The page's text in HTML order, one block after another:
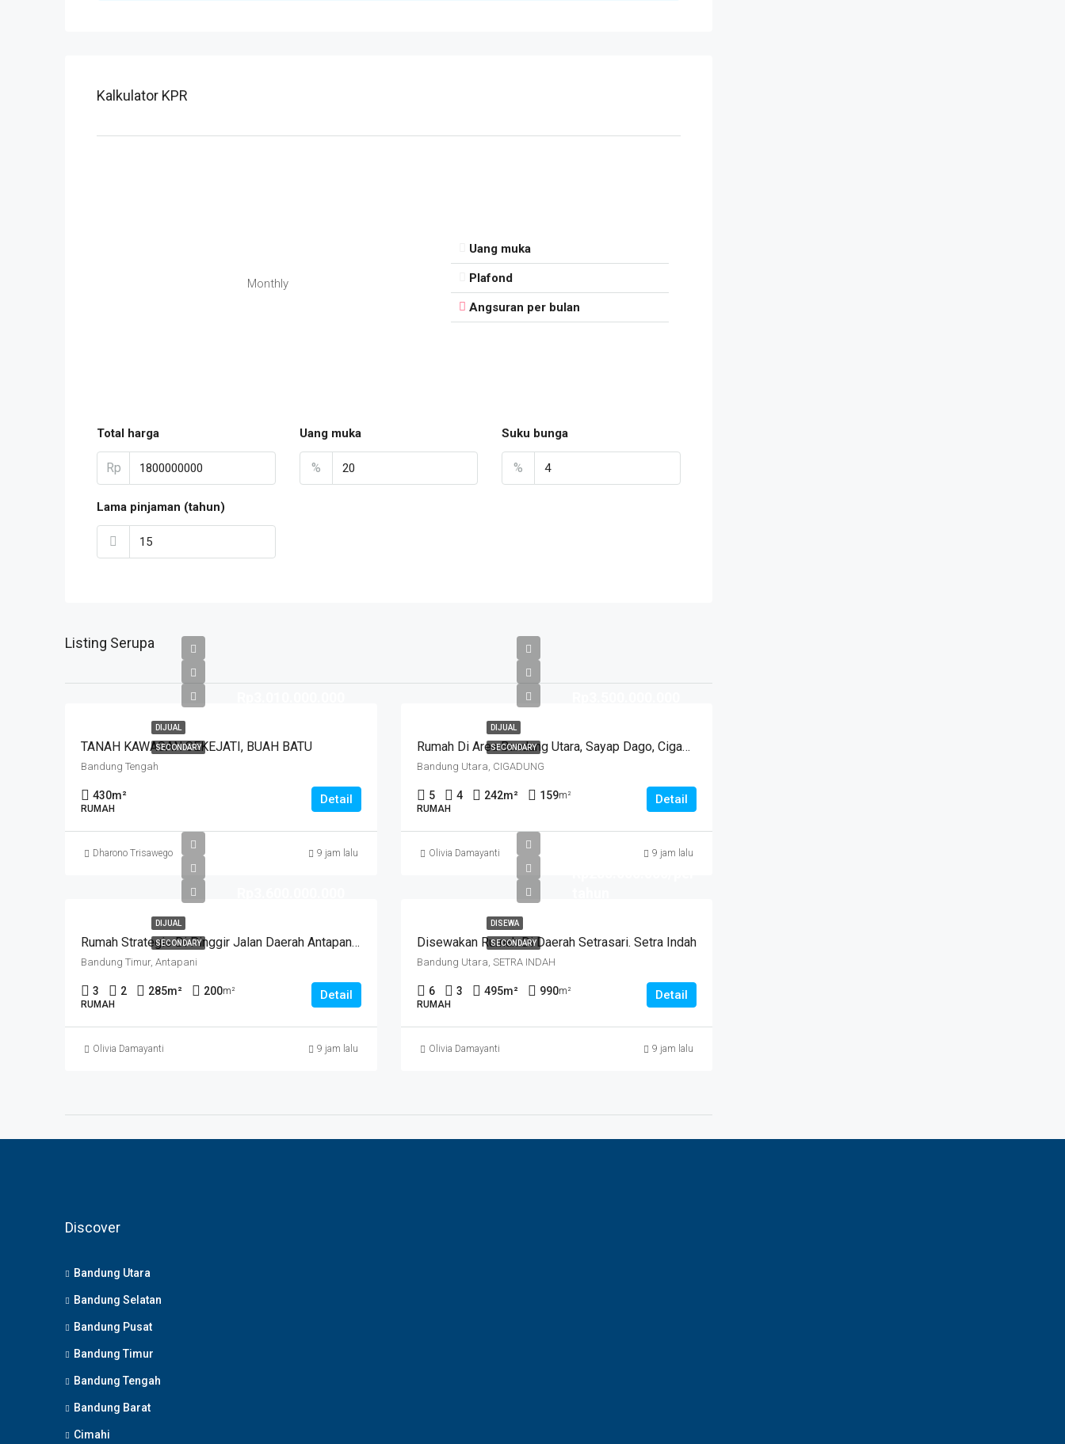
Kalkulator KPR
Monthly
Uang muka
Plafond
Angsuran per bulan
Total harga
Rp
Uang muka
%
Suku bunga
%
Lama pinjaman (tahun)
Listing Serupa
DIJUAL
SECONDARY
TANAH KAWASAN SEKEJATI, BUAH BATU
Bandung Tengah
430m²
RUMAH
Detail
Dharono Trisawego 9 jam lalu
DIJUAL
SECONDARY Rumah Di Area Bandung Utara, Sayap Dago, Cigadung.
Bandung Utara, CIGADUNG
5 4 242m² 159m²
RUMAH
Detail
Olivia Damayanti 9 jam lalu
DIJUAL
SECONDARY Rumah Strategis Di Pinggir Jalan Daerah Antapani . Cocok Untuk Usaha. SUKANEGARA
Bandung Timur, Antapani
3 2 285m² 200m²
RUMAH
Detail
Olivia Damayanti 9 jam lalu
DISEWA
SECONDARY
Disewakan Rumah Di Daerah Setrasari. Setra Indah
Bandung Utara, SETRA INDAH
6 3 495m² 990m²
RUMAH
Detail
Olivia Damayanti 9 jam lalu
Discover
Bandung Utara
Bandung Selatan
Bandung Pusat
Bandung Timur
Bandung Tengah
Bandung Barat
Cimahi